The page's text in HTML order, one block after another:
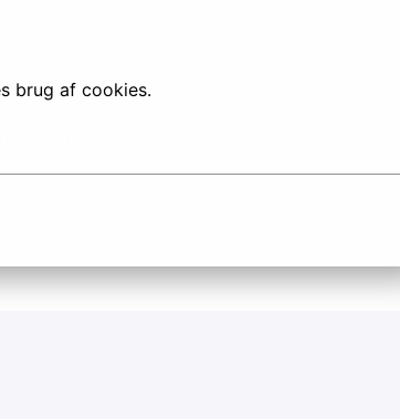
brug af cookies.
über